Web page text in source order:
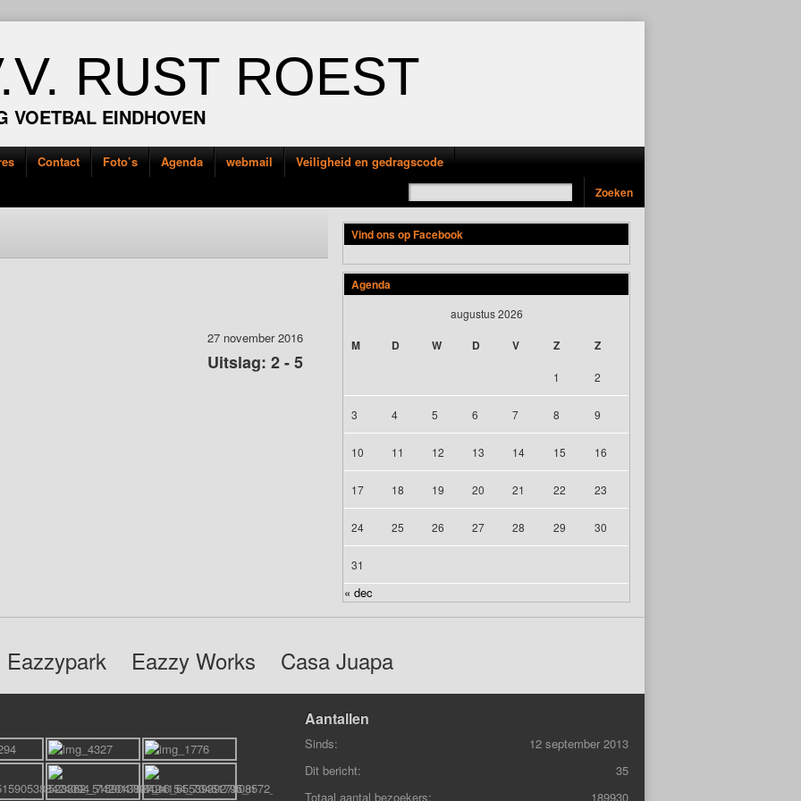
RUST ROEST
VOETBAL EINDHOVEN
Contact Foto’s Agenda webmail Veiligheid en gedragscode
27 november 2016
Uitslag: 2 - 5
Vind ons op Facebook
Agenda
augustus 2026
M D W D V Z Z
1 2
3 4 5 6 7 8 9
10 11 12 13 14 15 16
17 18 19 20 21 22 23
24 25 26 27 28 29 30
31
« dec
Eazzypark Eazzy Works Casa Juapa
Aantallen
12 september 2013
Sinds:
35
Dit bericht:
189930
Totaal aantal bezoekers: